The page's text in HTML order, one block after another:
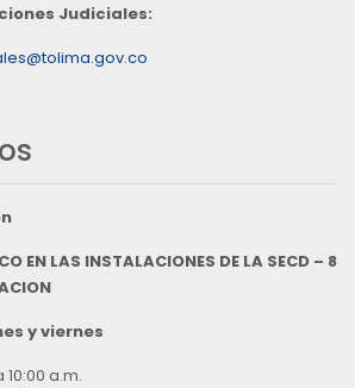
Judiciales:
EN LAS INSTALACIONES DE LA SECD – 8
y viernes
a.m.